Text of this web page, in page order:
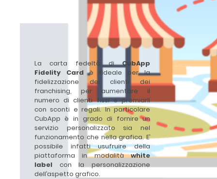
La carta fedeltà diCubApp
Fidelity Card è l’ideale per la
fidelizzazione dei clienti dei
franchising, per aumentare il
numero di clienti fissi e premiarli
con sconti e regali. In particolare
CubApp è in grado di fornire un
servizio personalizzato sia nel
funzionamento che nella grafica. E’
possibile infatti usufruire della
piattaforma in modalitàwhite
labelcon la personalizzazione
dell’aspetto grafico.